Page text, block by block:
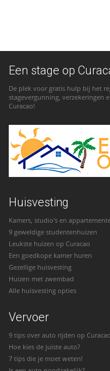
Een stage op
De plek voor gratis hulp bij het
stagevergunning, verzekeringen
Curacao!
Huisvesting
Kamers, studio's en
9 geweldige studentenhuizen
Leukste huizen op Curacao
Een goedkope kamer huren
Gezellige huisvesting
Huizen met zwembad
Alle huisvesting opties
Vervoer
9 tips over auto rijden op Curacao
Hoe kies de juiste auto?
7 tips die je moet weten!